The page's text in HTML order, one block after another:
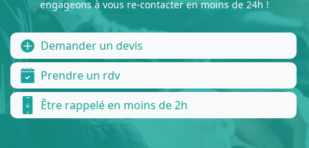
engageons à vous re-contacter en moins de 24h !
Demander un devis
Prendre un rdv
Être rappelé en moins de 2h